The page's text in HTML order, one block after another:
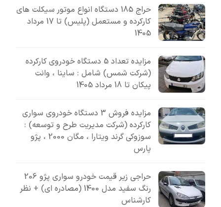
حراج 185 دستگاه انواع موتور سیکلت های
کارکرده و مستعمل (پلیس) تا 17 مرداد
1405
مزایده تعداد 5 دستگاه خودروی کارکرده
(شرکت شمس) شامل : ساینا ، وانت
پیکان تا 18 مرداد 1405
مزایده فروش 3 دستگاه خودروی سواری
کارکرده (شرکت مدیریت طرح و توسعه) :
سوزوکی گرند ویتارا ، مگان 2000 ، پژو
پارس
حراجی زیر قیمت خودرو سواری پژو 206
رنگ سفید مدل 1400 (مصادره ای) + نظر
کارشناس